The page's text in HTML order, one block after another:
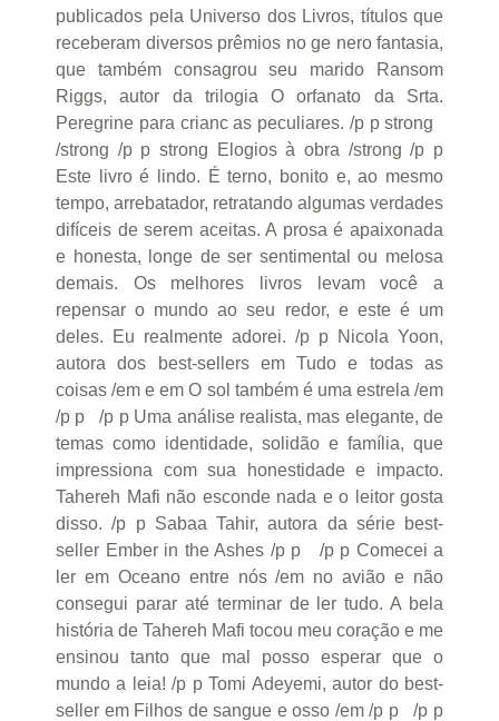
publicados pela Universo dos Livros, títulos que
receberam diversos prêmios no ge nero fantasia,
que também consagrou seu marido Ransom
Riggs, autor da trilogia O orfanato da Srta.
Peregrine para crianc as peculiares. /p p strong
/strong /p p strong Elogios à obra /strong /p p
Este livro é lindo. É terno, bonito e, ao mesmo
tempo, arrebatador, retratando algumas verdades
difíceis de serem aceitas. A prosa é apaixonada
e honesta, longe de ser sentimental ou melosa
demais. Os melhores livros levam você a
repensar o mundo ao seu redor, e este é um
deles. Eu realmente adorei. /p p Nicola Yoon,
autora dos best-sellers em Tudo e todas as
coisas /em e em O sol também é uma estrela /em
/p p /p p Uma análise realista, mas elegante, de
temas como identidade, solidão e família, que
impressiona com sua honestidade e impacto.
Tahereh Mafi não esconde nada e o leitor gosta
disso. /p p Sabaa Tahir, autora da série best-
seller Ember in the Ashes /p p /p p Comecei a
ler em Oceano entre nós /em no avião e não
consegui parar até terminar de ler tudo. A bela
história de Tahereh Mafi tocou meu coração e me
ensinou tanto que mal posso esperar que o
mundo a leia! /p p Tomi Adeyemi, autor do best-
seller em Filhos de sangue e osso /em /p p /p p